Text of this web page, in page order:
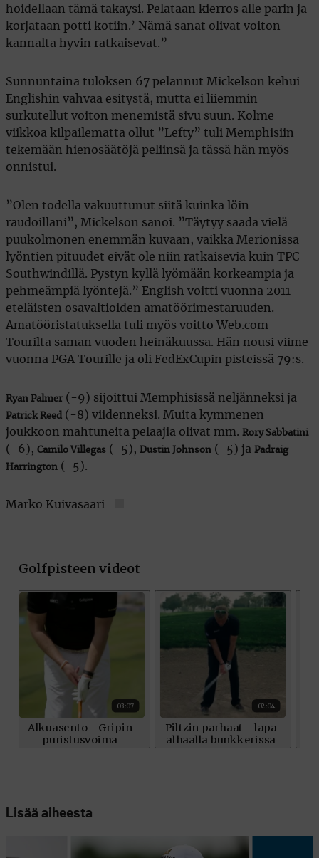
hoidellaan tämä takaysi. Pelataan kierros alle parin ja
korjataan potti kotiin.’ Nämä sanat olivat voiton
kannalta hyvin ratkaisevat.”
Sunnuntaina tuloksen 67 pelannut Mickelson kehui
Englishin vahvaa esitystä, mutta ei liiemmin
surkutellut voiton menemistä sivu suun. Kolme
viikkoa kilpailematta ollut ”Lefty” tuli Memphisiin
tekemään hienosäätöjä peliinsä ja tässä hän myös
onnistui.
”Olen todella vakuuttunut siitä kuinka löin
raudoillani”, Mickelson sanoi. ”Täytyy saada vielä
puukolmonen enemmän kuvaan, vaikka Merionissa
lyöntien pituudet eivät ole niin ratkaisevia kuin TPC
Southwindillä. Pystyn kyllä lyömään korkeampia ja
pehmeämpiä lyöntejä.” English voitti vuonna 2011
eteläisten osavaltioiden amatöörimestaruuden.
Amatööristatuksella tuli myös voitto Web.com
Tourilta saman vuoden heinäkuussa. Hän nousi viime
vuonna PGA Tourille ja oli FedExCupin pisteissä 79:s.
Ryan Palmer (-9) sijoittui Memphisissä neljänneksi ja
Patrick Reed (-8) viidenneksi. Muita kymmenen
joukkoon mahtuneita pelaajia olivat mm. Rory Sabbatini
(-6), Camilo Villegas (-5), Dustin Johnson (-5) ja Padraig
Harrington (-5).
Marko Kuivasaari
Lisää aiheesta